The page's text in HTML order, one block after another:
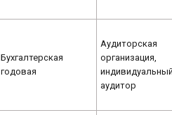
Бухгалтерская
годовая
Аудиторская
организация,
аудитор